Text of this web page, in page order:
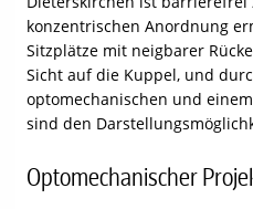
konzentrischen Anordnung
Sitzplätze mit neigbarer
Sicht auf die Kuppel, und
optomechanischen und
sind den
Optomechanischer